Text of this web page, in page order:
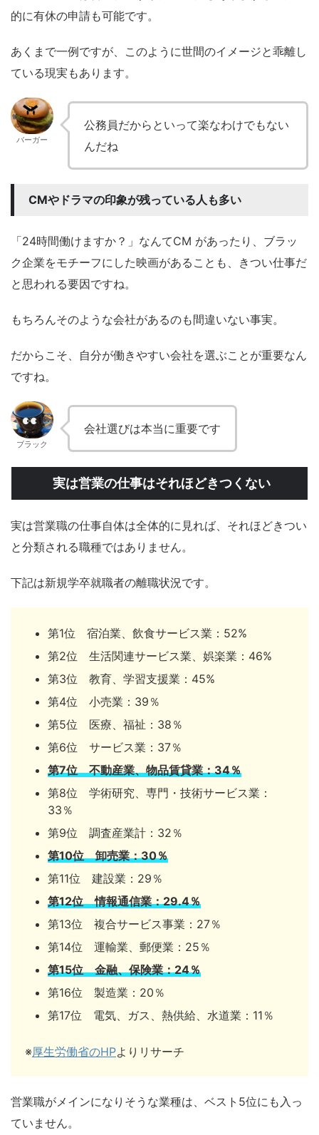
的に有休の申請も可能です。
あくまで一例ですが、このように世間のイメージと乖離し
ている現実もあります。
バーガー
公務員だからといって楽なわけでもない
んだね
CMやドラマの印象が残っている人も多い
「24時間働けますか？」なんてCM があったり、ブラッ
ク企業をモチーフにした映画があることも、きつい仕事だ
と思われる要因ですね。
もちろんそのような会社があるのも間違いない事実。
だからこそ、自分が働きやすい会社を選ぶことが重要なん
ですね。
ブラック
会社選びは本当に重要です
実は営業の仕事はそれほどきつくない
実は営業職の仕事自体は全体的に見れば、それほどきつい
と分類される職種ではありません。
下記は新規学卒就職者の離職状況です。
第1位 宿泊業、飲食サービス業：52%
第2位 生活関連サービス業、娯楽業：46%
第3位 教育、学習支援業：45%
第4位 小売業：39％
第5位 医療、福祉：38％
第6位 サービス業：37％
第7位 不動産業、物品賃貸業：34％
第8位 学術研究、専門・技術サービス業：
33％
第9位 調査産業計：32％
第10位 卸売業：30％
第11位 建設業：29％
第12位 情報通信業：29.4％
第13位 複合サービス事業：27％
第14位 運輸業、郵便業：25％
第15位 金融、保険業：24％
第16位 製造業：20％
第17位 電気、ガス、熱供給、水道業：11％
※厚生労働省のHPよりリサーチ
営業職がメインになりそうな業種は、ベスト5位にも入っ
ていません。